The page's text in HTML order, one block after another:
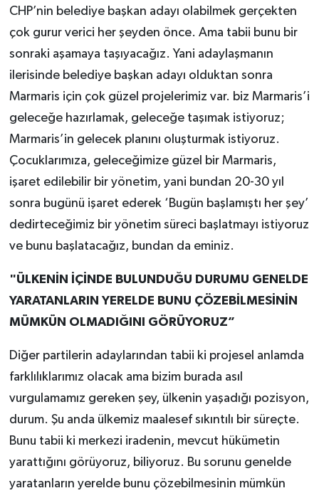
CHP’nin belediye başkan adayı olabilmek gerçekten
çok gurur verici her şeyden önce. Ama tabii bunu bir
sonraki aşamaya taşıyacağız. Yani adaylaşmanın
ilerisinde belediye başkan adayı olduktan sonra
Marmaris için çok güzel projelerimiz var. biz Marmaris’i
geleceğe hazırlamak, geleceğe taşımak istiyoruz;
Marmaris’in gelecek planını oluşturmak istiyoruz.
Çocuklarımıza, geleceğimize güzel bir Marmaris,
işaret edilebilir bir yönetim, yani bundan 20-30 yıl
sonra bugünü işaret ederek ‘Bugün başlamıştı her şey’
dedirteceğimiz bir yönetim süreci başlatmayı istiyoruz
ve bunu başlatacağız, bundan da eminiz.
"ÜLKENİN İÇİNDE BULUNDUĞU DURUMU GENELDE
YARATANLARIN YERELDE BUNU ÇÖZEBİLMESİNİN
MÜMKÜN OLMADIĞINI GÖRÜYORUZ”
Diğer partilerin adaylarından tabii ki projesel anlamda
farklılıklarımız olacak ama bizim burada asıl
vurgulamamız gereken şey, ülkenin yaşadığı pozisyon,
durum. Şu anda ülkemiz maalesef sıkıntılı bir süreçte.
Bunu tabii ki merkezi iradenin, mevcut hükümetin
yarattığını görüyoruz, biliyoruz. Bu sorunu genelde
yaratanların yerelde bunu çözebilmesinin mümkün